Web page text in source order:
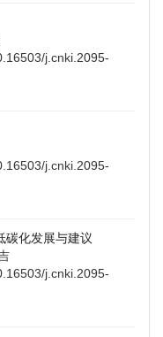
j.cnki.2095-
j.cnki.2095-
碳化发展与建议
j.cnki.2095-